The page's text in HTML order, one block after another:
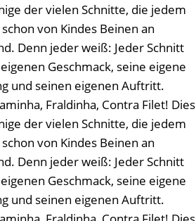
der vielen Schnitte, die jedem
von Kindes Beinen an
Denn jeder weiß: Jeder Schnitt
Geschmack, seine eigene
und seinen eigenen Auftritt.
Fraldinha, Contra Filet! Dies
der vielen Schnitte, die jedem
von Kindes Beinen an
Denn jeder weiß: Jeder Schnitt
Geschmack, seine eigene
und seinen eigenen Auftritt.